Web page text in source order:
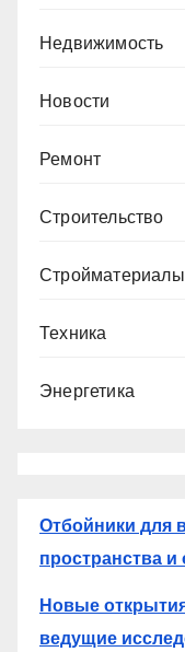
Недвижимость
Новости
Ремонт
Строительство
Стройматериалы
Техника
Энергетика
Отбойники для
пространства и
Новые
ведущие